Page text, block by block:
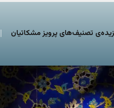
تصنیف‌های پرویز مشکاتیان